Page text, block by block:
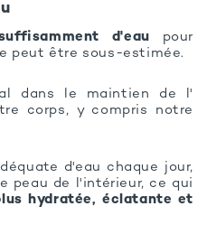
d'eau pour
peut être sous-estimée.
dans le maintien de l'
corps, y compris notre
d'eau chaque jour,
peau de l'intérieur, ce qui
hydratée, éclatante et